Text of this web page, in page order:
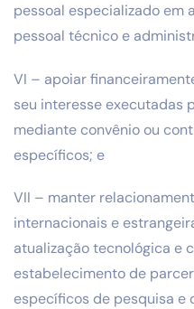
pessoal especializado em
pessoal técnico e
VI – apoiar
seu interesse executadas
mediante convênio ou
específicos; e
VII – manter
internacionais e
atualização tecnológica e
estabelecimento de
específicos de pesquisa e